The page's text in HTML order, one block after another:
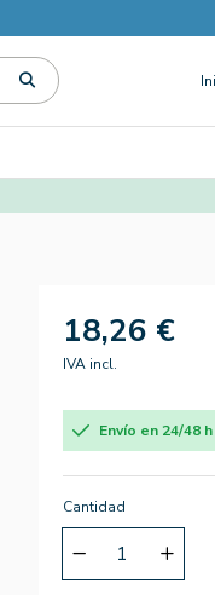
18,26 €
IVA incl.
Envío en 24/48
Cantidad